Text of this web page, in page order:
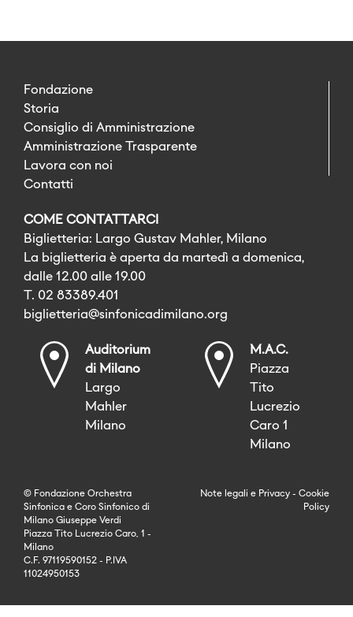
Fondazione
Storia
Consiglio di Amministrazione
Amministrazione Trasparente
Lavora con noi
Contatti
COME CONTATTARCI
Biglietteria: Largo Gustav Mahler, Milano
La biglietteria è aperta da martedì a domenica,
dalle 12.00 alle 19.00
T. 02 83389.401
biglietteria@sinfonicadimilano.org
Auditorium
di Milano
Largo
Mahler
Milano
M.A.C.
Piazza
Tito
Lucrezio
Caro 1
Milano
© Fondazione Orchestra
Sinfonica e Coro Sinfonico di
Milano Giuseppe Verdi
Piazza Tito Lucrezio Caro, 1 -
Milano
C.F. 97119590152 - P.IVA
11024950153
Note legali e Privacy - Cookie
Policy